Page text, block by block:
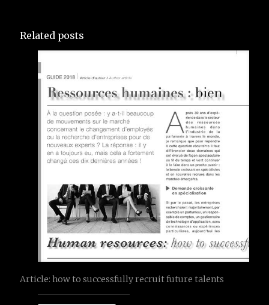
Related posts
Article: how to successfully recruit future talents